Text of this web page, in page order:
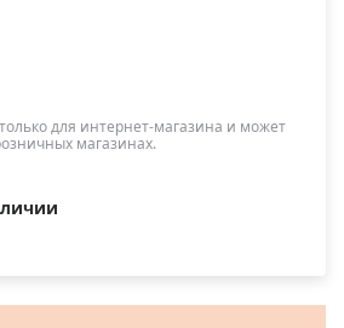
для интернет-магазина и может
магазинах.